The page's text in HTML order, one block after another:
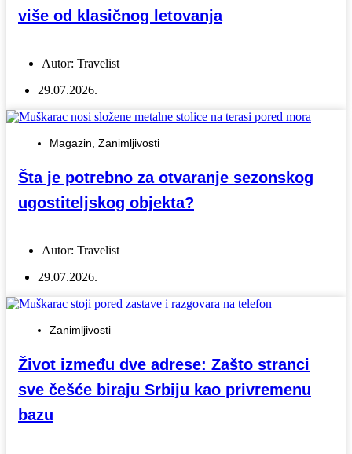
više od klasičnog letovanja
Autor: Travelist
29.07.2026.
Magazin Zanimljivosti
Šta je potrebno za otvaranje sezonskog
ugostiteljskog objekta?
Autor: Travelist
29.07.2026.
Zanimljivosti
Život između dve adrese: Zašto stranci
sve češće biraju Srbiju kao privremenu
bazu